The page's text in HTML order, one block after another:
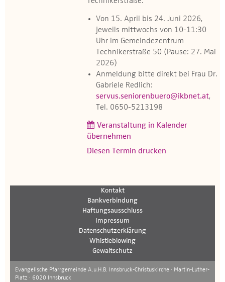
Von 15. April bis 24. Juni 2026,
jeweils mittwochs von 10-11:30
Uhr im Gemeindezentrum
Technikerstraße 50 (Pause: 27. Mai
2026)
Anmeldung bitte direkt bei Frau Dr.
Gabriele Redlich:
servus.seniorenbuero@ikbnet.at,
Tel. 0650-5213198
Veranstaltung in Kalender
übernehmen
Diesen Termin drucken
Kontakt
Bankverbindung
Haftungsausschluss
Impressum
Datenschutzerklärung
Whistleblowing
Gewaltschutz
Evangelische Pfarrgemeinde A.u.H.B. Innsbruck-Christuskirche · Martin-Luther-
Platz · 6020 Innsbruck